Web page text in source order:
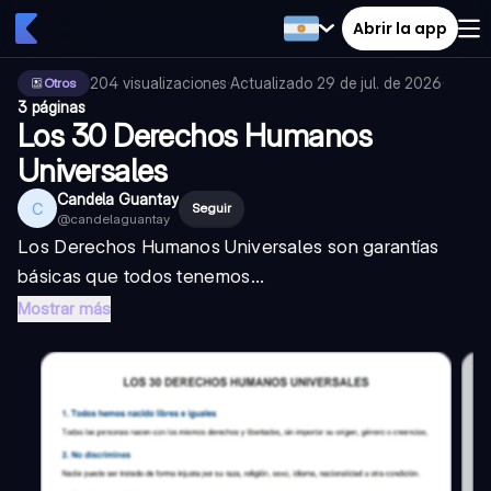
Abrir la app
Otros 204 visualizaciones·Actualizado 29 de jul. de 2026·
3 páginas
Los 30 Derechos Humanos
Universales
C Candela Guantay
@candelaguantay
Seguir
Los Derechos Humanos Universales son garantías
básicas que todos tenemos...
Mostrar más